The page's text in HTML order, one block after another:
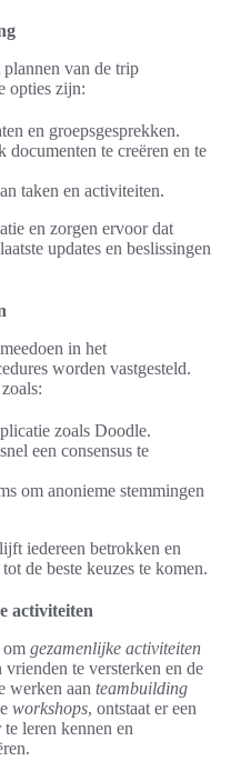
van de trip
opties zijn:
en groepsgesprekken.
te creëren en te
taken en activiteiten.
en zorgen ervoor dat
updates en beslissingen
in het
worden vastgesteld.
zoals Doodle.
een consensus te
om anonieme stemmingen
iedereen betrokken en
de beste keuzes te komen.
activiteiten
om gezamenlijke activiteiten
vrienden te versterken en de
werken aan teambuilding
workshops, ontstaat er een
leren kennen en